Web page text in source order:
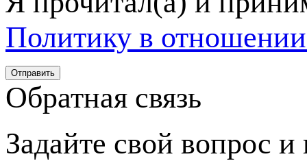
Политику в
Обратная связь
Задайте свой вопрос